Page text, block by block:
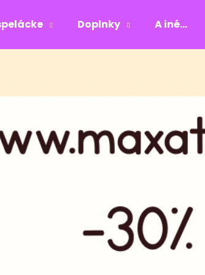
Doplnky A iné...
HĽADAŤ